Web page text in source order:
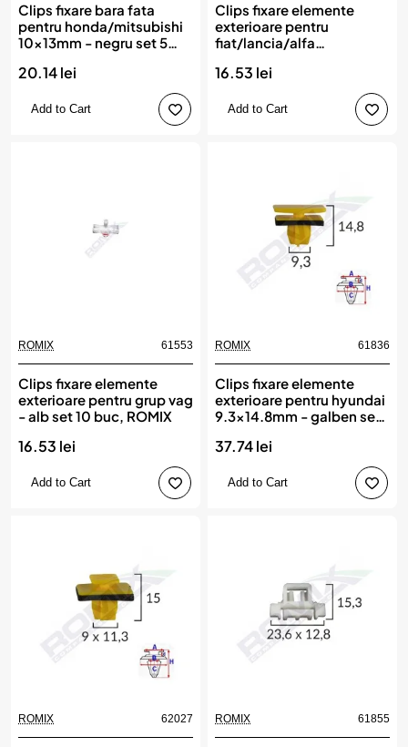
Clips fixare bara fata
pentru honda/mitsubishi
10x13mm - negru set 5
20.14 lei
Add to Cart
Clips fixare elemente
exterioare pentru
fiat/lancia/alfa
10 buc, ROMIX
16.53 lei
Add to Cart
ROMIX 61553
Clips fixare elemente
exterioare pentru grup vag
- alb set 10 buc, ROMIX
16.53 lei
Add to Cart
ROMIX 61836
Clips fixare elemente
exterioare pentru hyundai
9.3x14.8mm - galben set
37.74 lei
Add to Cart
ROMIX 62027 ROMIX 61855